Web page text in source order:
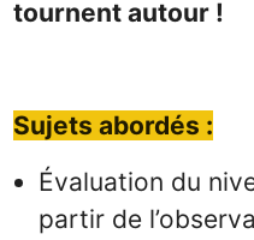
tournent autour !
Sujets abordés :
Évaluation du
partir de